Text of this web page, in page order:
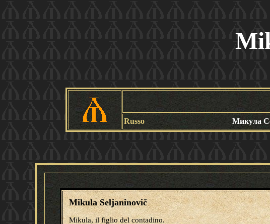
Russo Микула
Mikula Seljaninovič
Mikula, il figlio del contadino.